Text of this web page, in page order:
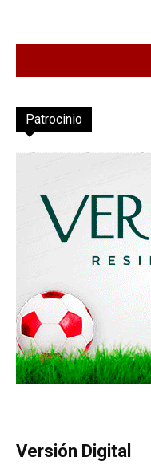
Patrocinio
Versión Digital